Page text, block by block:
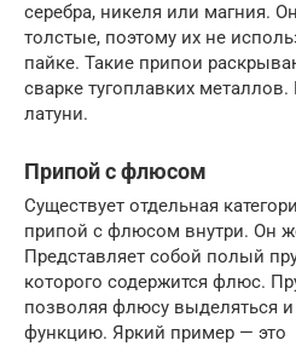
серебра, никеля или магния.
толстые, поэтому их не
пайке. Такие припои
сварке тугоплавких
латуни.
Припой с флюсом
Существует отдельная
припой с флюсом внутри. Он
Представляет собой полый
которого содержится флюс.
позволяя флюсу выделяться
функцию. Яркий пример — это